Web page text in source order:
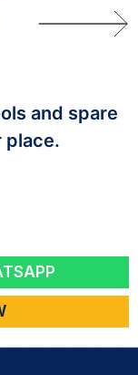
and spare
place.